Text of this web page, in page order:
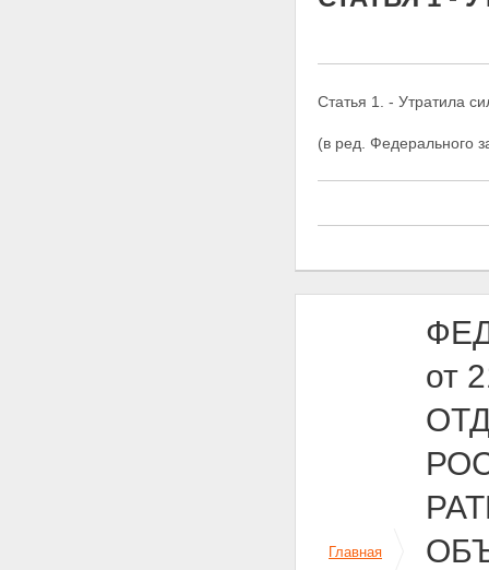
Статья 1. - Утратила
(в ред. Федерального
Главная
от